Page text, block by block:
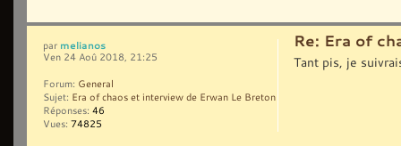
Re: Era of
Tant pis, je
par melianos
Ven 24 Aoû 2018, 21:25
Forum: General
Sujet: Era of chaos et interview de Erwan Le Breton
Réponses: 46
Vues: 74825